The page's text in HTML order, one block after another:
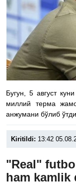
Бугун, 5 август
миллий терма
анжумани бўлиб
Kiritildi: 13:42
"Real"
ham kamlik